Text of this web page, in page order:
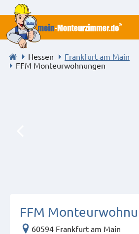
Hessen
Frankfurt am Main
FFM Monteurwohnungen
FFM
60594 Frankfurt am Main